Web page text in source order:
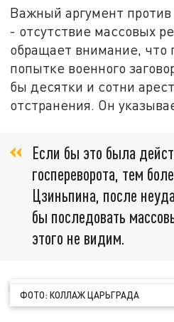
Важный аргумент
- отсутствие массовых
обращает внимание, что
попытке военного
бы десятки и сотни
отстранения. Он
Если бы это была
госпереворота, тем
Цзиньпина, после
бы последовать
этого не видим.
ФОТО: КОЛЛАЖ ЦАРЬГРАДА